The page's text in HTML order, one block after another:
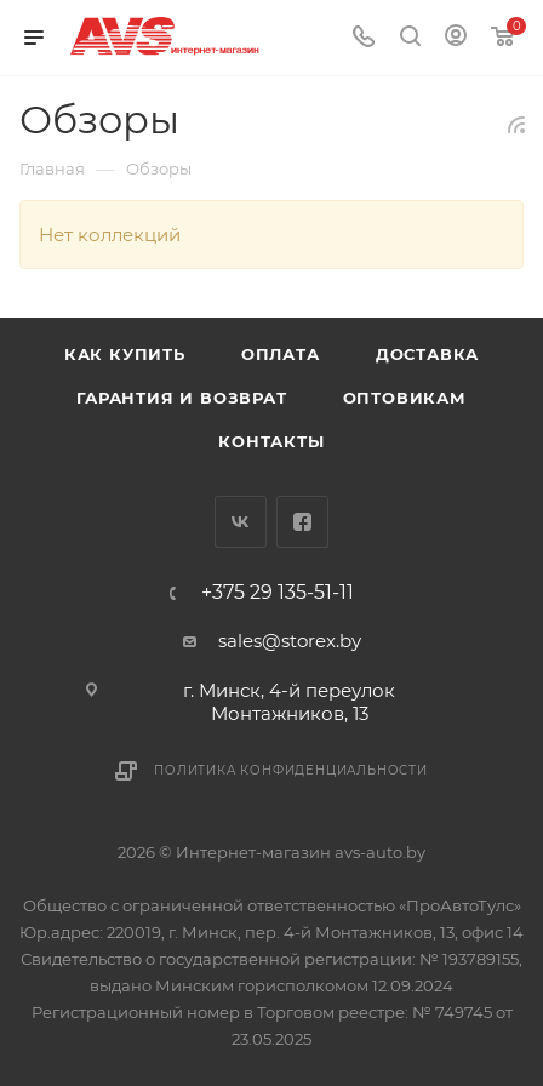
0
Обзоры
Главная — Обзоры
Нет коллекций
КАК КУПИТЬ ОПЛАТА ДОСТАВКА
ГАРАНТИЯ И ВОЗВРАТ ОПТОВИКАМ
КОНТАКТЫ
+375 29 135-51-11
sales@storex.by
г. Минск, 4-й переулок
Монтажников, 13
ПОЛИТИКА КОНФИДЕНЦИАЛЬНОСТИ
2026 © Интернет-магазин avs-auto.by
Общество с ограниченной ответственностью «ПроАвтоТулс»
Юр.адрес: 220019, г. Минск, пер. 4-й Монтажников, 13, офис 14
Свидетельство о государственной регистрации: № 193789155,
выдано Минским горисполкомом 12.09.2024
Регистрационный номер в Торговом реестре: № 749745 от
23.05.2025